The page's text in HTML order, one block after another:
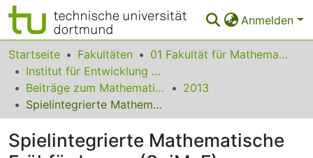
Anmelden
Bereiche & Sammlungen
Das gesamte Repositorium
Statistiken
FAQ
Startseite Fakultäten
01 Fakultät für Mathematik
Institut für Entwicklung und Erforschung des Mathematikunterrichts
Beiträge zum Mathematikunterricht
2013
Spielintegrierte Mathematische Frühförderung (SpiMaF)
Spielintegrierte Mathematische